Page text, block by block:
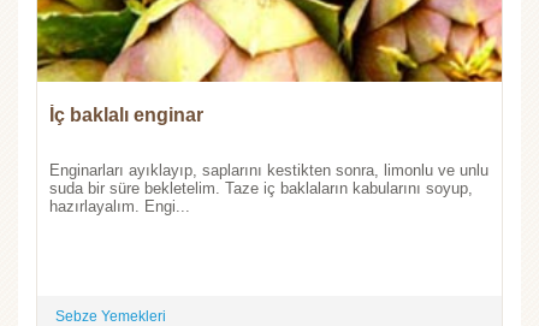
İç baklalı enginar
Enginarları ayıklayıp, saplarını kestikten sonra, limonlu ve unlu
suda bir süre bekletelim. Taze iç baklaların kabularını soyup,
hazırlayalım. Engi...
Sebze Yemekleri